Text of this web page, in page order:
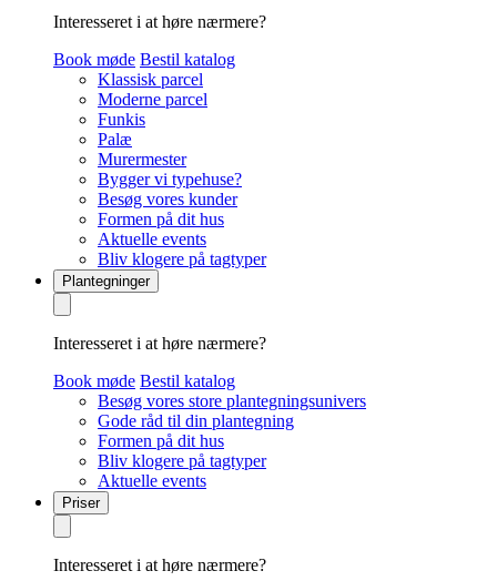
Interesseret i at høre nærmere?
Book møde Bestil katalog
Klassisk parcel
Moderne parcel
Funkis
Palæ
Murermester
Bygger vi typehuse?
Besøg vores kunder
Formen på dit hus
Aktuelle events
Bliv klogere på tagtyper
Plantegninger
Interesseret i at høre nærmere?
Book møde Bestil katalog
Besøg vores store plantegningsunivers
Gode råd til din plantegning
Formen på dit hus
Bliv klogere på tagtyper
Aktuelle events
Priser
Interesseret i at høre nærmere?